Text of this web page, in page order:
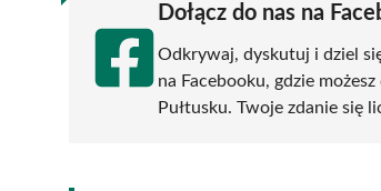
Dołącz do nas na
Odkrywaj, dyskutuj i dziel
na Facebooku, gdzie
Pułtusku. Twoje zdanie się